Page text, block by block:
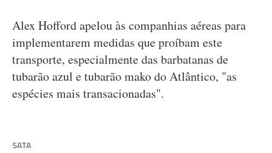
Alex Hofford apelou às companhias aéreas para
implementarem medidas que proíbam este
transporte, especialmente das barbatanas de
tubarão azul e tubarão mako do Atlântico, "as
espécies mais transacionadas".
SATA